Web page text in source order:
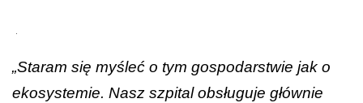
„Staram się myśleć o tym gospodarstwie jak o
ekosystemie. Nasz szpital obsługuje głównie